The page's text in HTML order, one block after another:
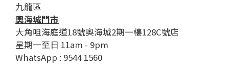
九龍區
奧海城門市
大角咀海庭道18號奧海城2期一樓128C號店
星期一至日 11am - 9pm
WhatsApp : 9544 1560